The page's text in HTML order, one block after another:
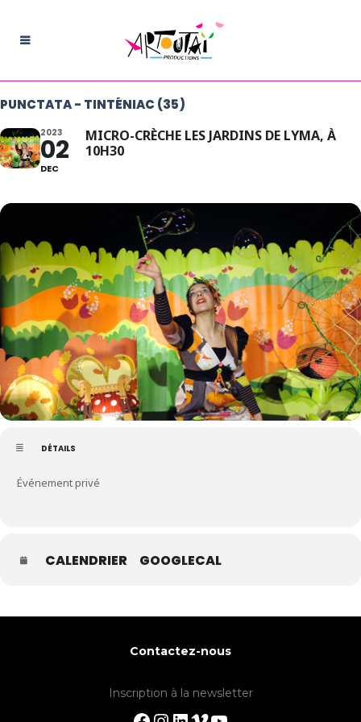
PUNCTATA - TINTÉNIAC (35)
2023
02
DEC
MICRO-CRÈCHE LES JARDINS DE LYMA, À
10H30
DÉTAILS
Événement privé
CALENDRIER GOOGLECAL
Contactez-nous
Inscription à la newsletter